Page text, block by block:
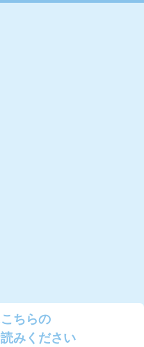
ちらの
みください